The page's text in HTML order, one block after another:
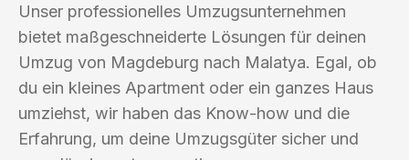
Unser professionelles Umzugsunternehmen
bietet maßgeschneiderte Lösungen für deinen
Umzug von Magdeburg nach Malatya. Egal, ob
du ein kleines Apartment oder ein ganzes Haus
umziehst, wir haben das Know-how und die
Erfahrung, um deine Umzugsgüter sicher und